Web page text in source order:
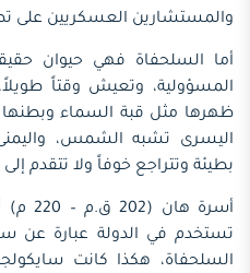
والمستشارين العسكريين على
أما السلحفاة فهي حيوان
المسؤولية، وتعيش وقتاً
ظهرها مثل قبة السماء وبطنها
اليسرى تشبه الشمس،
بطيئة وتتراجع خوفاً ولا تتقدم إلى
أسرة
تستخدم في الدولة عبارة
السلحفاة، هكذا كانت